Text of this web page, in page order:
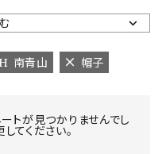
南青山 帽子
トが見つかりませんでし
てください。